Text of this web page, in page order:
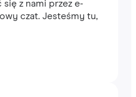
z nami przez e-
czat. Jesteśmy tu,